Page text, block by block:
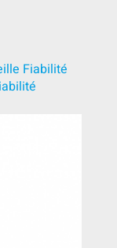
Fiabilité